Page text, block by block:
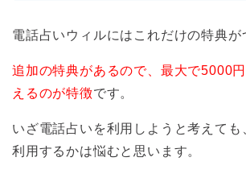
電話占いウィルにはこれだけの特典が
追加の特典があるので、最大で5000
えるのが特徴です。
いざ電話占いを利用しようと考えても
利用するかは悩むと思います。